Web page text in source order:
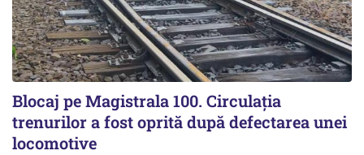
Blocaj pe Magistrala 100. Circulația
trenurilor a fost oprită după defectarea unei
locomotive